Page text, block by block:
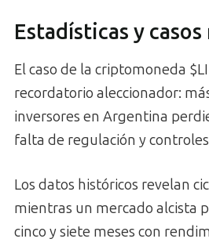
Estadísticas y
El caso de la criptomoneda
recordatorio aleccionador:
inversores en Argentina
falta de regulación y
Los datos históricos revelan
mientras un mercado alcista
cinco y siete meses con